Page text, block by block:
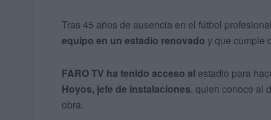
Tras 45 años de ausencia en el fútbol
equipo en un estadio renovado y que cumple
FARO TV ha tenido acceso al estadio para
Hoyos, jefe de instalaciones, quien conoce al
obra.